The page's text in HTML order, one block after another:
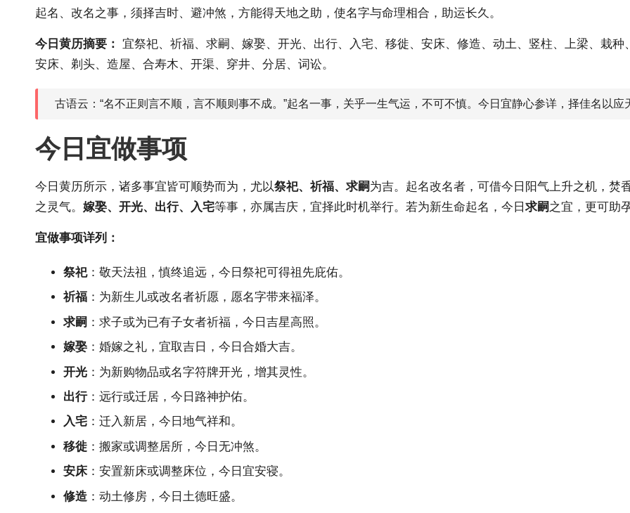
起名、改名之事，须择吉时、避冲煞，方能得天地之助，使名字与命理相合，助运长久。
今日黄历摘要：
宜祭祀、祈福、求嗣、嫁娶、开光、出行、入宅、移徙、安床、修造、动土、竖柱、上梁、栽
安床、剃头、造屋、合寿木、开渠、穿井、分居、词讼。
古语云：“名不正则言不顺，言不顺则事不成。”起名一事，关乎一生气运，不可不慎。今日宜静心参详，择佳名以应
今日宜做事项
今日黄历所示，诸多事宜皆可顺势而为，尤以祭祀、祈福、求嗣为吉。起名改名者，可借今日阳气上升之机，焚
之灵气。 嫁娶、开光、出行、入宅等事，亦属吉庆，宜择此时机举行。若为新生命起名，今日 求嗣之宜，更可助
宜做事项详列：
祭祀：敬天法祖，慎终追远，今日祭祀可得祖先庇佑。
祈福 ：为新生儿或改名者祈愿，愿名字带来福泽。
求嗣 ：求子或为已有子女者祈福，今日吉星高照。
嫁娶 ：婚嫁之礼，宜取吉日，今日合婚大吉。
开光 ：为新购物品或名字符牌开光，增其灵性。
出行：远行或迁居，今日路神护佑。
入宅 ：迁入新居，今日地气祥和。
移徙 ：搬家或调整居所，今日无冲煞。
安床：安置新床或调整床位，今日宜安寝。
修造 ：动土修房，今日土德旺盛。